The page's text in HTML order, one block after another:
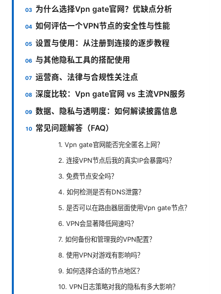
为什么选择Vpn gate官网？优缺点分析
如何评估一个VPN节点的安全性与性能
设置与使用：从注册到连接的逐步教程
与其他隐私工具的搭配使用
运营商、法律与合规性关注点
深度比较：Vpn gate官网 vs 主流VPN服务
数据、隐私与透明度：如何解读披露信息
常见问题解答（FAQ）
1. Vpn gate官网能否完全匿名上网？
2. 连接VPN节点后我的真实IP会暴露吗？
3. 免费节点安全吗？
4. 如何检测是否有DNS泄露？
5. 是否可以在路由器层面使用Vpn gate节点？
6. VPN会显著降低网速吗？
7. 如何备份和管理我的VPN配置？
8. 使用VPN对游戏有影响吗？
9. 如何选择合适的节点地区？
10. VPN日志策略对我的隐私有多大影响？